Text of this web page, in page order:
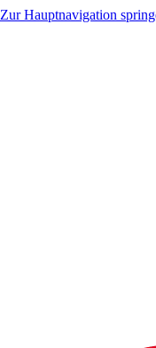
Zur Hauptnavigation